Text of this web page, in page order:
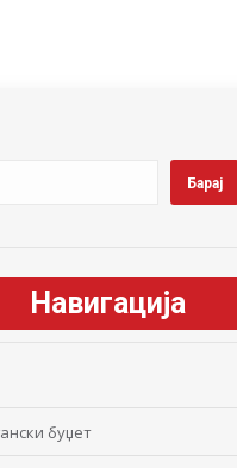
Барај
Навигација
буџет